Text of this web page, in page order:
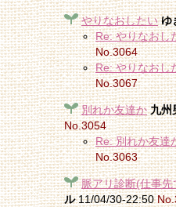
やりなおしたい ゆ
Re: やりなおし
No.3064
Re: やりなおし
No.3067
別れか友達か 九州
No.3054
Re: 別れか友達
No.3063
脈アリ診断(仕事
ル11/04/30-22:50